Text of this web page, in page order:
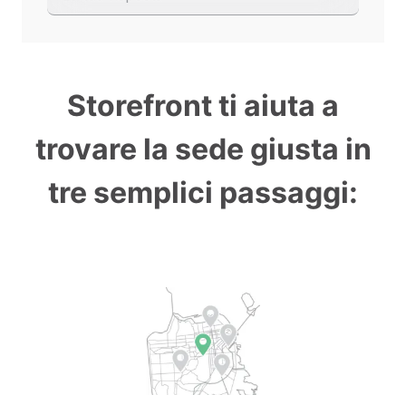
Storefront ti aiuta a
trovare la sede giusta in
tre semplici passaggi: